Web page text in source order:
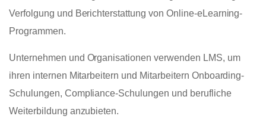
Verfolgung und Berichterstattung von Online-eLearning-
Programmen.
Unternehmen und Organisationen verwenden LMS, um
ihren internen Mitarbeitern und Mitarbeitern Onboarding-
Schulungen, Compliance-Schulungen und berufliche
Weiterbildung anzubieten.